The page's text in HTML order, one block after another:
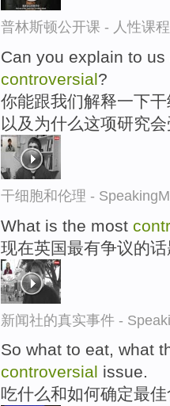
普林斯顿公开课 - 人性课
Can you explain to
controversial?
你能跟我们解释一下
以及为什么这项研究
干细胞和伦理 -
What is the most
现在英国最有争议的
新闻社的真实事件 -
So what to eat, what
controversial issue.
吃什么和如何确定最